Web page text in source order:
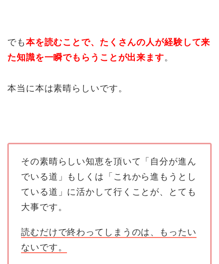
でも 本を読むことで、たくさんの人が経験して来
た知識を一瞬でもらうことが出来ます。
本当に本は素晴らしいです。
その素晴らしい知恵を頂いて「自分が進ん
でいる道」もしくは「これから進もうとし
ている道」に活かして行くことが、とても
大事です。
読むだけで終わってしまうのは、もったい
ないです。